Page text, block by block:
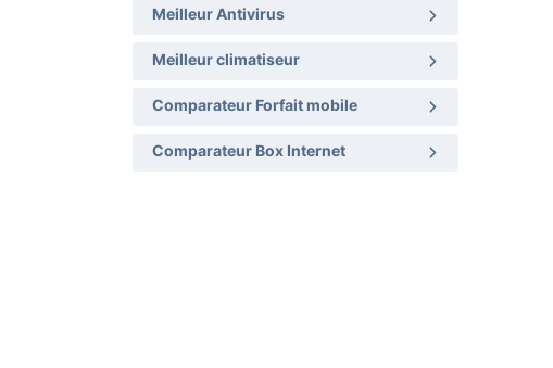
Meilleur Antivirus
Meilleur climatiseur
Comparateur Forfait mobile
Comparateur Box Internet